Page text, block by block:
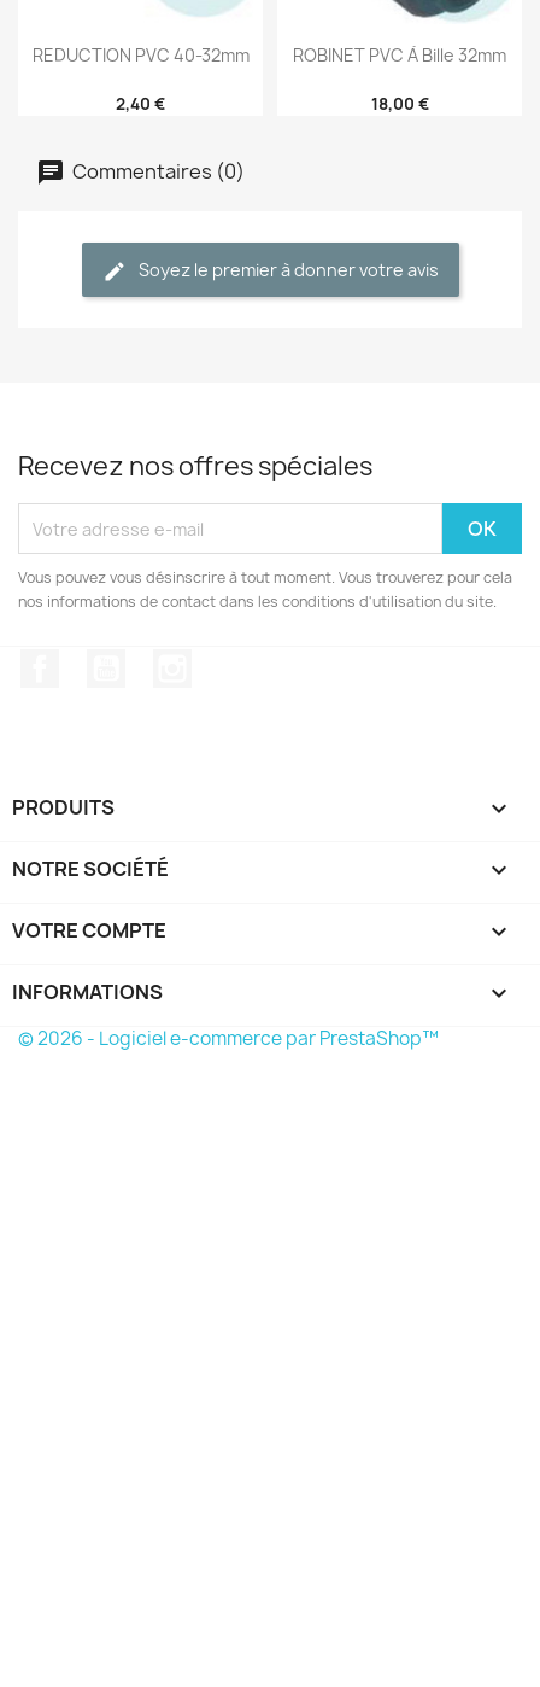
REDUCTION PVC 40-32mm
2,40 €
ROBINET PVC À Bille 32mm
18,00 €
Commentaires (0)
Soyez le premier à donner votre avis
Recevez nos offres spéciales
Vous pouvez vous désinscrire à tout moment. Vous trouverez pour cela
nos informations de contact dans les conditions d'utilisation du site.
PRODUITS 
NOTRE SOCIÉTÉ 
VOTRE COMPTE 
INFORMATIONS keyboard_arrow_down
© 2026 - Logiciel e-commerce par PrestaShop™